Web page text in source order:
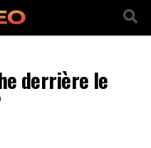
derrière le